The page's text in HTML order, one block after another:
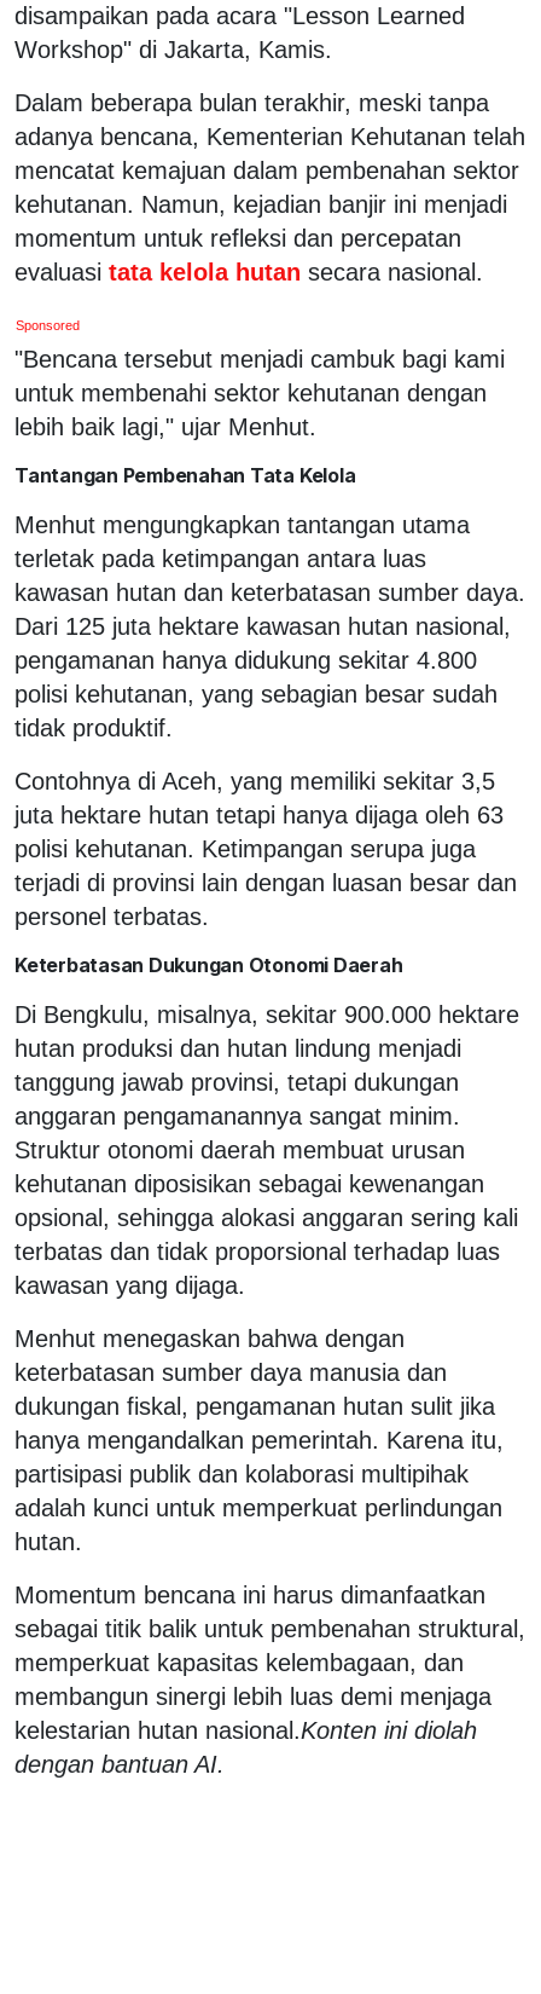
disampaikan pada acara "Lesson Learned
Workshop" di Jakarta, Kamis.
Dalam beberapa bulan terakhir, meski tanpa
adanya bencana, Kementerian Kehutanan telah
mencatat kemajuan dalam pembenahan sektor
kehutanan. Namun, kejadian banjir ini menjadi
momentum untuk refleksi dan percepatan
evaluasi tata kelola hutan secara nasional.
Sponsored
"Bencana tersebut menjadi cambuk bagi kami
untuk membenahi sektor kehutanan dengan
lebih baik lagi," ujar Menhut.
Tantangan Pembenahan Tata Kelola
Menhut mengungkapkan tantangan utama
terletak pada ketimpangan antara luas
kawasan hutan dan keterbatasan sumber daya.
Dari 125 juta hektare kawasan hutan nasional,
pengamanan hanya didukung sekitar 4.800
polisi kehutanan, yang sebagian besar sudah
tidak produktif.
Contohnya di Aceh, yang memiliki sekitar 3,5
juta hektare hutan tetapi hanya dijaga oleh 63
polisi kehutanan. Ketimpangan serupa juga
terjadi di provinsi lain dengan luasan besar dan
personel terbatas.
Keterbatasan Dukungan Otonomi Daerah
Di Bengkulu, misalnya, sekitar 900.000 hektare
hutan produksi dan hutan lindung menjadi
tanggung jawab provinsi, tetapi dukungan
anggaran pengamanannya sangat minim.
Struktur otonomi daerah membuat urusan
kehutanan diposisikan sebagai kewenangan
opsional, sehingga alokasi anggaran sering kali
terbatas dan tidak proporsional terhadap luas
kawasan yang dijaga.
Menhut menegaskan bahwa dengan
keterbatasan sumber daya manusia dan
dukungan fiskal, pengamanan hutan sulit jika
hanya mengandalkan pemerintah. Karena itu,
partisipasi publik dan kolaborasi multipihak
adalah kunci untuk memperkuat perlindungan
hutan.
Momentum bencana ini harus dimanfaatkan
sebagai titik balik untuk pembenahan struktural,
memperkuat kapasitas kelembagaan, dan
membangun sinergi lebih luas demi menjaga
kelestarian hutan nasional.Konten ini diolah
dengan bantuan AI.